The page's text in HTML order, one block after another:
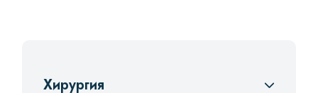
Хирургия